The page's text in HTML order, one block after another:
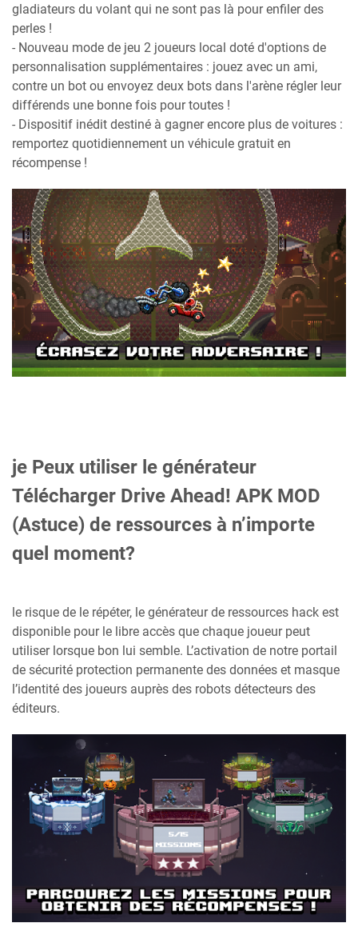
gladiateurs du volant qui ne sont pas là pour enfiler des
perles !
- Nouveau mode de jeu 2 joueurs local doté d'options de
personnalisation supplémentaires : jouez avec un ami,
contre un bot ou envoyez deux bots dans l'arène régler leur
différends une bonne fois pour toutes !
- Dispositif inédit destiné à gagner encore plus de voitures :
remportez quotidiennement un véhicule gratuit en
récompense !
je Peux utiliser le générateur
Télécharger Drive Ahead! APK MOD
(Astuce) de ressources à n’importe
quel moment?
le risque de le répéter, le générateur de ressources hack est
disponible pour le libre accès que chaque joueur peut
utiliser lorsque bon lui semble. L’activation de notre portail
de sécurité protection permanente des données et masque
l’identité des joueurs auprès des robots détecteurs des
éditeurs.